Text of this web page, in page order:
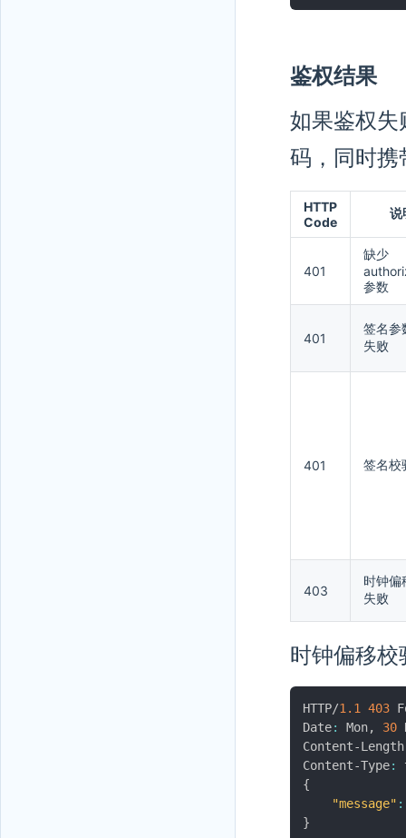
鉴权结果
如果鉴权
码，同时携
HTTP
Code
说
401
缺少
参数
401
签名参
失败
401 签名校
403
时钟偏
失败
时钟偏移
HTTP/1.1 403
Date: Mon, 30
Content-Length
Content-Type:
{
"message" :
}